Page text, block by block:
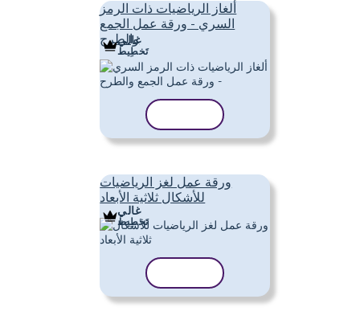
ألغاز الرياضيات ذات الرمز
السري - ورقة عمل الجمع
والطرح
غالي
تَخطِيط
ورقة عمل لغز الرياضيات
للأشكال ثلاثية الأبعاد
غالي
تَخطِيط